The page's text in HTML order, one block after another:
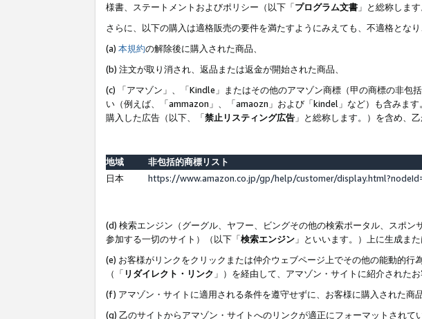
様書、ステートメントおよびポリシー（以下「プログラム文書 」と総称しま
さらに、以下の購入は適格販売の要件を満たすようにみえても、不適格とな
(a) 本規約の解除後に購入された商品、
(b) 注文が取り消され、返品または返金が開始された商品、
(c) 「アマゾン」、「Kindle」またはその他のアマゾン商標（甲の商標の非
い（例えば、「ammazon」、「amaozn」および「kindel」など）も含みま
購入した広告（以下、「禁止リスティング広告 」と総称します。）を含め、
地域
非包括的商標リスト
日本
https://www.amazon.co.jp/gp/help/customer/
(d) 検索エンジン（グーグル、ヤフー、ビングその他の検索ポータル、スポ
参加する一切のサイト）（以下「検索エンジン 」といいます。）上に生成ま
(e) お客様がリンクをクリックまたは仲介ウェブページ上でその他の能動的
（「 リダイレクト・リンク 」）を経由して、アマゾン・サイトに紹介されたお
(f) アマゾン・サイトに適用される条件を遵守せずに、お客様に購入された商品
(g) 乙のサイトからアマゾン・サイトへのリンクが適正にフォーマットされて